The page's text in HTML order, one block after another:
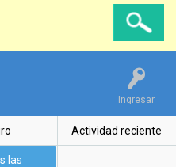
Ingresar
Actividad reciente
las